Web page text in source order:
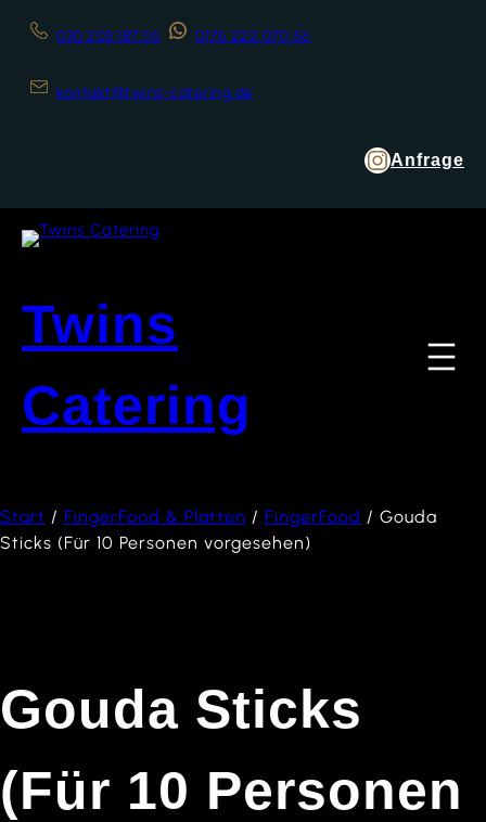
030 203 187 05 0176 222 070 56
kontakt@twins-catering.de
Anfrage
Twins
Catering
Start / FingerFood & Platten / FingerFood / Gouda
Sticks (Für 10 Personen vorgesehen)
Gouda Sticks
(Für 10 Personen